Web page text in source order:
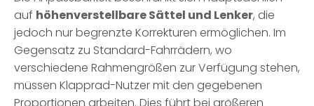
auf höhenverstellbare Sättel und Lenker, die
jedoch nur begrenzte Korrekturen ermöglichen. Im
Gegensatz zu Standard-Fahrrädern, wo
verschiedene Rahmengrößen zur Verfügung stehen,
müssen Klapprad-Nutzer mit den gegebenen